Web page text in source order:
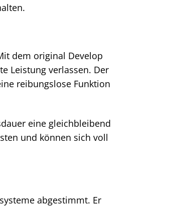
dem original Develop
Leistung verlassen. Der
reibungslose Funktion
eine gleichbleibend
und können sich voll
abgestimmt. Er